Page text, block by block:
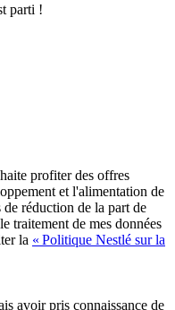
parti !
profiter des offres
et l'alimentation de
réduction de la part de
traitement de mes données
la « Politique Nestlé sur la
avoir pris connaissance de